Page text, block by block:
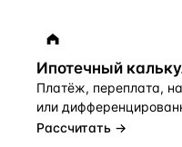
Ипотечный
Платёж, переплата,
или
Рассчитать →